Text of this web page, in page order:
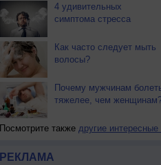
4 удивительных
симптома стресса
Как часто следует мыть
волосы?
Почему мужчинам
тяжелее, чем
Посмотрите также другие интересные
РЕКЛАМА